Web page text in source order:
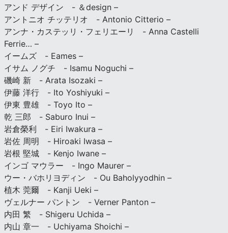
アンド デザイン - ＆design –
アントニオ チッテリオ - Antonio Citterio –
アンナ・カステッリ・フェリエーリ - Anna Castelli
Ferrie… –
イームズ - Eames –
イサム ノグチ - Isamu Noguchi –
磯崎 新 - Arata Isozaki –
伊藤 洋行 - Ito Yoshiyuki –
伊東 豊雄 - Toyo Ito –
乾 三郎 - Saburo Inui –
岩倉榮利 - Eiri Iwakura –
岩佐 周明 - Hiroaki Iwasa –
岩根 堅城 - Kenjo Iwane –
インゴ マウラー - Ingo Maurer –
ウー・バホリヨディン - Ou Baholyyodhin –
植木 莞爾 - Kanji Ueki –
ヴェルナー パントン - Verner Panton –
内田 繁 - Shigeru Uchida –
内山 章一 - Uchiyama Shoichi –